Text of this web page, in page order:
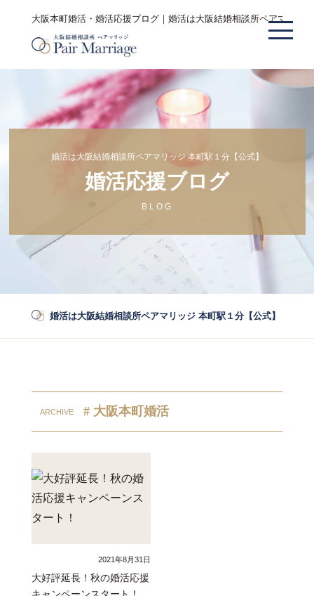
大阪本町婚活・婚活応援ブログ｜婚活は大阪結婚相談所ペアマリッ
婚活は大阪結婚相談所ペアマリッジ 本町駅１分【公式】
婚活応援ブログ
BLOG
婚活は大阪結婚相談所ペアマリッジ 本町駅１分【公式】
# 大阪本町婚活
2021年8月31日
大好評延長！秋の婚活応援